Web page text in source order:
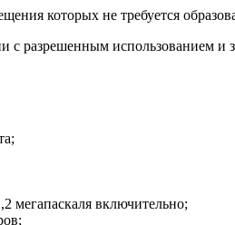
которых не требуется
с разрешенным использованием
мегапаскаля включительно;